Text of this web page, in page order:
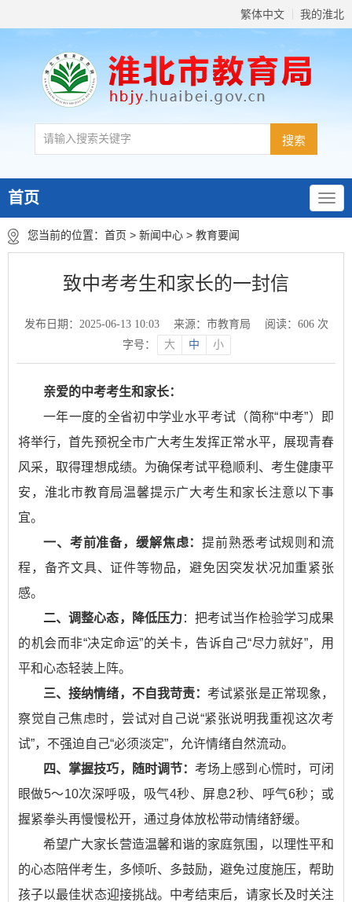
繁体中文 我的淮北
首页
您当前的位置： 首页 > 新闻中心 > 教育要闻
致中考考生和家长的一封信
发布日期：2025-06-13 10:03 来源：市教育局 阅读： 606次
字号：
大 中 小
亲爱的中考考生和家长：
一年一度的全省初中学业水平考试（简称“中考”）即
将举行，首先预祝全市广大考生发挥正常水平，展现青春
风采，取得理想成绩。为确保考试平稳顺利、考生健康平
安，淮北市教育局温馨提示广大考生和家长注意以下事
宜。
一、考前准备，缓解焦虑：提前熟悉考试规则和流
程，备齐文具、证件等物品，避免因突发状况加重紧张
感。
二、调整心态，降低压力：把考试当作检验学习成果
的机会而非“决定命运”的关卡，告诉自己“尽力就好”，用
平和心态轻装上阵。
三、接纳情绪，不自我苛责：考试紧张是正常现象，
察觉自己焦虑时，尝试对自己说“紧张说明我重视这次考
试”，不强迫自己“必须淡定”，允许情绪自然流动。
四、掌握技巧，随时调节：考场上感到心慌时，可闭
眼做5～10次深呼吸，吸气4秒、屏息2秒、呼气6秒；或
握紧拳头再慢慢松开，通过身体放松带动情绪舒缓。
希望广大家长营造温馨和谐的家庭氛围，以理性平和
的心态陪伴考生，多倾听、多鼓励，避免过度施压，帮助
孩子以最佳状态迎接挑战。中考结束后，请家长及时关注